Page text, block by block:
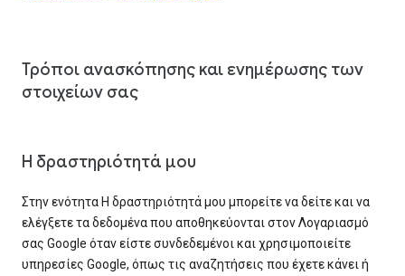
Τρόποι ανασκόπησης και ενημέρωσης των
στοιχείων σας
Η δραστηριότητά μου
Στην ενότητα Η δραστηριότητά μου μπορείτε να δείτε και να
ελέγξετε τα δεδομένα που αποθηκεύονται στον Λογαριασμό
σας Google όταν είστε συνδεδεμένοι και χρησιμοποιείτε
υπηρεσίες Google, όπως τις αναζητήσεις που έχετε κάνει ή